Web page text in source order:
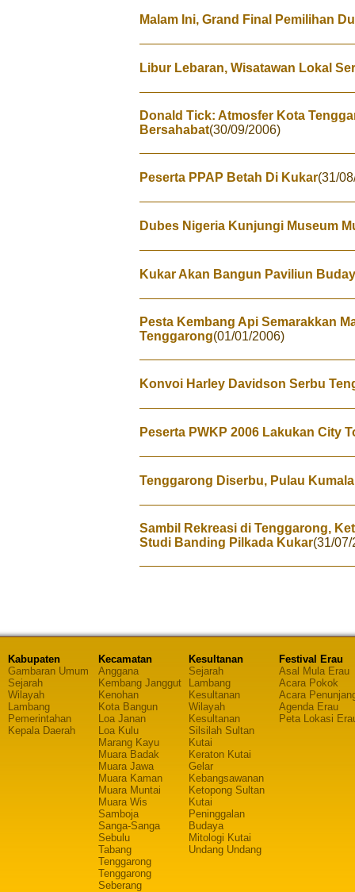
Malam Ini, Grand Final Pemilihan
Libur Lebaran, Wisatawan Lokal
Donald Tick: Atmosfer Kota
Bersahabat(30/09/2006)
Peserta PPAP Betah Di Kukar(31/
Dubes Nigeria Kunjungi Museum
Kukar Akan Bangun Paviliun
Pesta Kembang Api Semarakkan
Tenggarong(01/01/2006)
Konvoi Harley Davidson Serbu
Peserta PWKP 2006 Lakukan City
Tenggarong Diserbu, Pulau
Sambil Rekreasi di Tenggarong,
Studi Banding Pilkada Kukar(31/
Kabupaten
Gambaran Umum
Sejarah
Wilayah
Lambang
Pemerintahan
Kepala Daerah
Kecamatan
Anggana
Kembang Janggut
Kenohan
Kota Bangun
Loa Janan
Loa Kulu
Marang Kayu
Muara Badak
Muara Jawa
Muara Kaman
Muara Muntai
Muara Wis
Samboja
Sanga-Sanga
Sebulu
Tabang
Tenggarong
Tenggarong
Seberang
Kesultanan
Sejarah
Lambang
Kesultanan
Wilayah
Kesultanan
Silsilah Sultan
Kutai
Keraton Kutai
Gelar
Kebangsawanan
Ketopong Sultan
Kutai
Peninggalan
Budaya
Mitologi Kutai
Undang Undang
Festival Erau
Asal Mula Erau
Acara Pokok
Acara
Agenda Erau
Peta Lokasi